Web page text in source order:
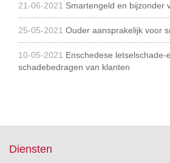
21-06-2021 Smartengeld en bijzonder
25-05-2021 Ouder aansprakelijk voor
10-05-2021 Enschedese letselschade-
schadebedragen van klanten
Diensten